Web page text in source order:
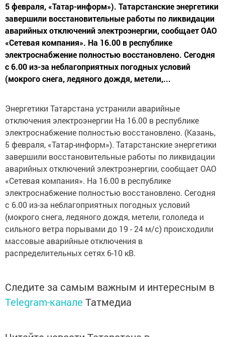
5 февраля, «Татар-информ»). Татарстанские энергетики
завершили восстановительные работы по ликвидации
аварийных отключений электроэнергии, сообщает ОАО
«Сетевая компания». На 16.00 в республике
электроснабжение полностью восстановлено. Сегодня
с 6.00 из-за неблагоприятных погодных условий
(мокрого снега, ледяного дождя, метели,...
Энергетики Татарстана устранили аварийные
отключения электроэнергии На 16.00 в республике
электроснабжение полностью восстановлено. (Казань,
5 февраля, «Татар-информ»). Татарстанские энергетики
завершили восстановительные работы по ликвидации
аварийных отключений электроэнергии, сообщает ОАО
«Сетевая компания». На 16.00 в республике
электроснабжение полностью восстановлено. Сегодня
с 6.00 из-за неблагоприятных погодных условий
(мокрого снега, ледяного дождя, метели, гололеда и
сильного ветра порывами до 19 - 24 м/с) происходили
массовые аварийные отключения в
распределительных сетях 6-10 кВ.
Следите за самым важным и интересным в
Telegram-канале Татмедиа